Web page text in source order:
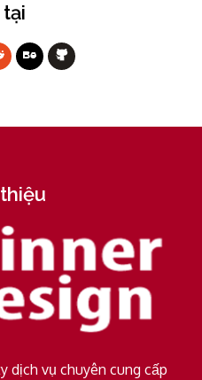
dịch vụ chuyên cung cấp